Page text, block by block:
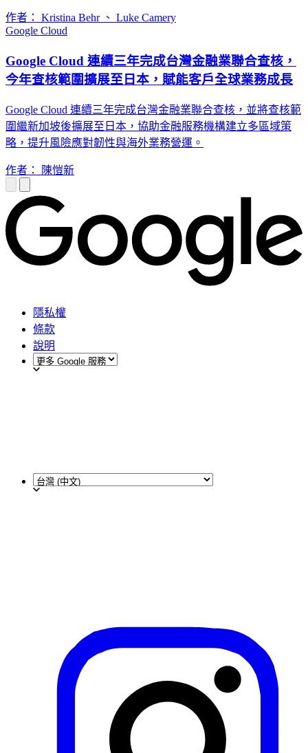
作者： Kristina Behr 、 Luke Camery
Google Cloud
Google Cloud 連續三年完成台灣金融業聯合查核，
今年查核範圍擴展至日本，賦能客戶全球業務成長
Google Cloud 連續三年完成台灣金融業聯合查核，並將查核範
圍繼新加坡後擴展至日本，協助金融服務機構建立多區域策
略，提升風險應對韌性與海外業務營運。
作者： 陳愷新
隱私權
條款
說明